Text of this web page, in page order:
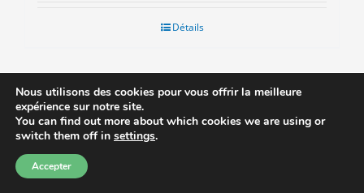
Détails
Prix réduit
Nous utilisons des cookies pour vous offrir la meilleure
expérience sur notre site.
You can find out more about which cookies we are using or
switch them off in settings.
Accepter